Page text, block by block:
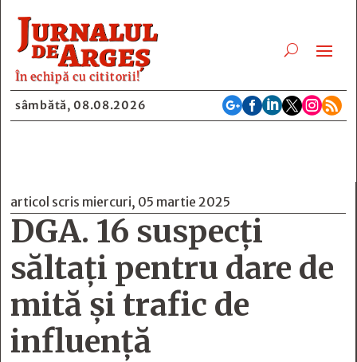
În echipă cu cititorii!
sâmbătă, 08.08.2026 
articol scris miercuri, 05 martie 2025
DGA. 16 suspecți
săltați pentru dare de
mită și trafic de
influență